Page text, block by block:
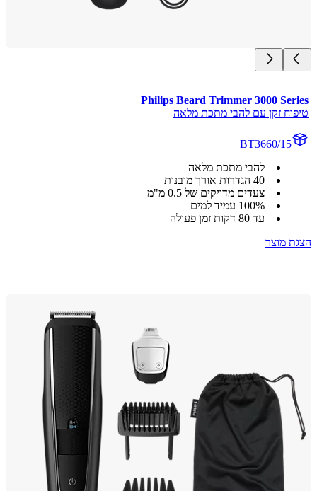
Philips Beard Trimmer 3000
זקן עם להבי מתכת מלאה
BT3660/15
להבי מתכת מלאה
40 הגדרות אורך מובנות
צעדים מדויקים של 0.5 מ"מ
‎100% עמיד למים
עד 80 דקות זמן פעולה
מוצר